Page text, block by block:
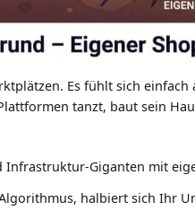
Es fühlt sich
tanzt, baut sein
Infrastruktur-Giganten mit
halbiert sich Ihr